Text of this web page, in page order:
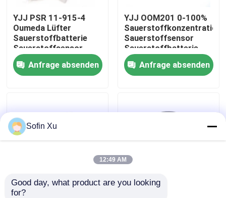
Werksbesichtigung
Qualitätskontrolle
Neuigkeiten
Sauerstoff-Gas-Sensor
Elektrochemischer Gas-Sensor
YJJ PSR 11-915-4
Oumeda Lüfter
Sauerstoffbatterie
Sauerstoffsensor
Anfrage absenden
YJJ OOM201 0-100%
Sauerstoffkonzentration
Sauerstoffsensor
Sauerstoffbatterie
Anästhesie-Atemgerät
Anfrage absenden
YJJ OOM202
Sofin Xu
12:49 AM
Good day, what product are you looking
for?